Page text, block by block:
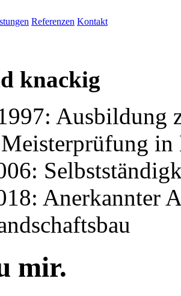
Referenzen Kontakt
knackig
Ausbildung
in
Anerkannter
mir.